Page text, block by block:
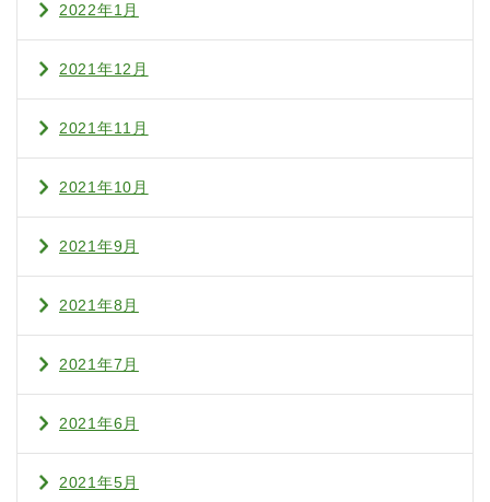
2022年1月
2021年12月
2021年11月
2021年10月
2021年9月
2021年8月
2021年7月
2021年6月
2021年5月